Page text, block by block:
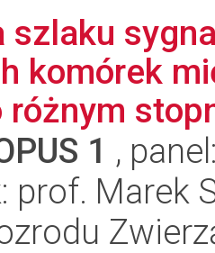
szlaku
komórek
różnym
1 ,
prof. Marek